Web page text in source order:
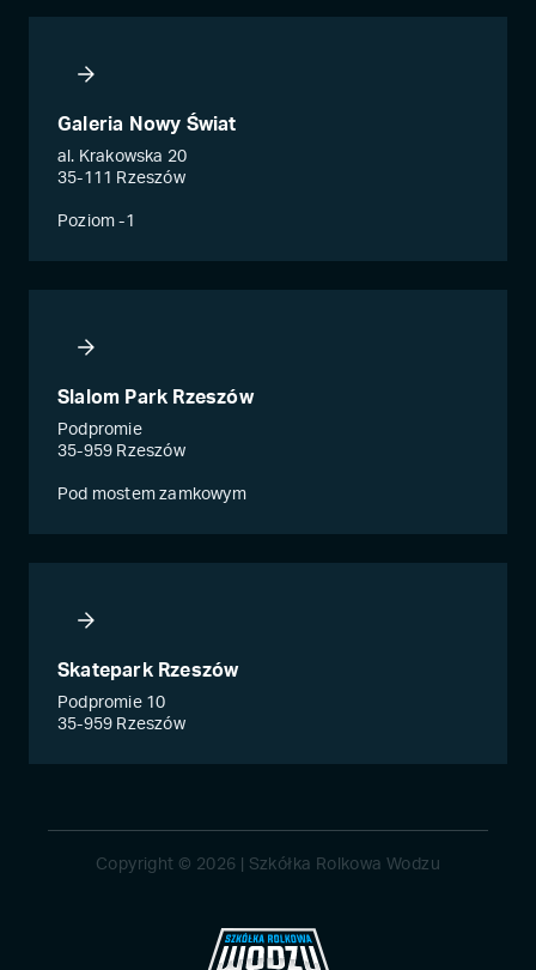
Galeria Nowy Świat
al. Krakowska 20
35-111 Rzeszów
Poziom -1
Slalom Park Rzeszów
Podpromie
35-959 Rzeszów
Pod mostem zamkowym
Skatepark Rzeszów
Podpromie 10
35-959 Rzeszów
Copyright © 2026 | Szkółka Rolkowa Wodzu